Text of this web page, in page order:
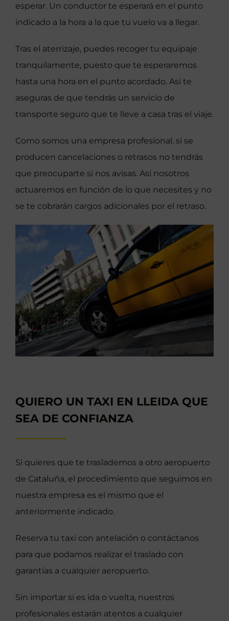
esperar. Un conductor te esperará en el punto
indicado a la hora a la que tu vuelo va a llegar.
Tras el aterrizaje, puedes recoger tu equipaje
tranquilamente, puesto que te esperaremos
hasta una hora en el punto acordado. Así te
aseguras de que tendrás un servicio de
transporte seguro que te lleve a casa tras el viaje.
Como somos una empresa profesional, si se
producen cancelaciones o retrasos no tendrás
que preocuparte si nos avisas. Así nosotros
actuaremos en función de lo que necesites y no
se te cobrarán cargos adicionales por el retraso.
QUIERO UN TAXI EN LLEIDA QUE
SEA DE CONFIANZA
Si quieres que te traslademos a otro aeropuerto
de Cataluña, el procedimiento que seguimos en
nuestra empresa es el mismo que el
anteriormente indicado.
Reserva tu taxi con antelación o contáctanos
para que podamos realizar el traslado con
garantías a cualquier aeropuerto.
Sin importar si es ida o vuelta, nuestros
profesionales estarán atentos a cualquier